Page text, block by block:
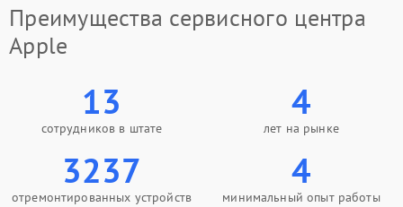
Преимущества сервисного центра
Apple
13
сотрудников в штате
4
лет на рынке
3237
отремонтированных устройств
4
минимальный опыт работы